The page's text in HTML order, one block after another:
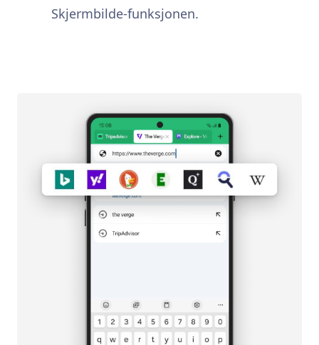
Skjermbilde-funksjonen.